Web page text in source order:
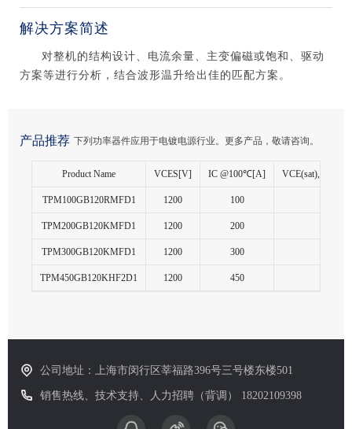
解决方案简述
对整机的结构设计、电流余量、主变偏磁或饱和、驱动
方案等进行分析，结合波形温升给出佳的匹配方案。
产品推荐 下列功率器件应用于电镀电源行业。更多产品，敬请咨询。
Product Name VCES[V] IC @100℃[A] VCE(sat), typ
TPM100GB120RMFD1 1200 100
TPM200GB120KMFD1 1200 200
TPM300GB120KMFD1 1200 300
TPM450GB120KHF2D1 1200 450
公司地址：上海市闵行区莘福路396号三号楼东楼501
销售热线、技术支持、人力招聘（背调） 18202109398